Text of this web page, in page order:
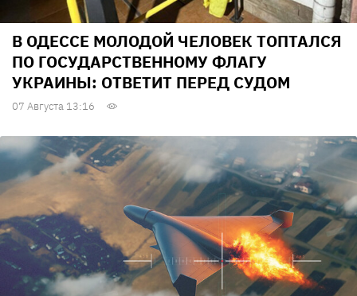
В ОДЕССЕ МОЛОДОЙ ЧЕЛОВЕК ТОПТАЛСЯ
ПО ГОСУДАРСТВЕННОМУ ФЛАГУ
УКРАИНЫ: ОТВЕТИТ ПЕРЕД СУДОМ
07 Августа 13:16